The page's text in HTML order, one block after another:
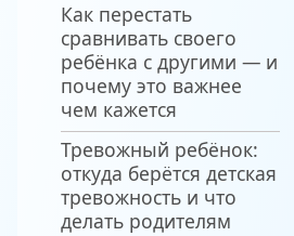
Как перестать
сравнивать своего
ребёнка с другими — и
почему это важнее
чем кажется
Тревожный ребёнок:
откуда берётся детская
тревожность и что
делать родителям